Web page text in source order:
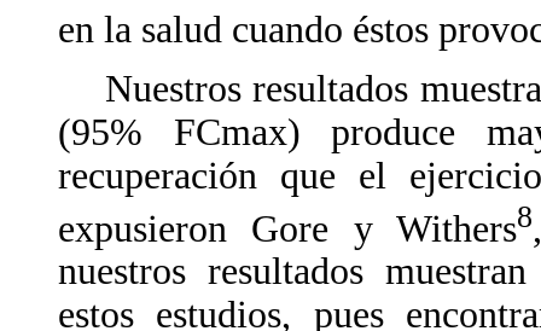
en la salud cuando éstos
Nuestros resultados
(95% FCmax) produce
recuperación que el
expusieron Gore y Withers8
nuestros resultados
estos estudios, pues